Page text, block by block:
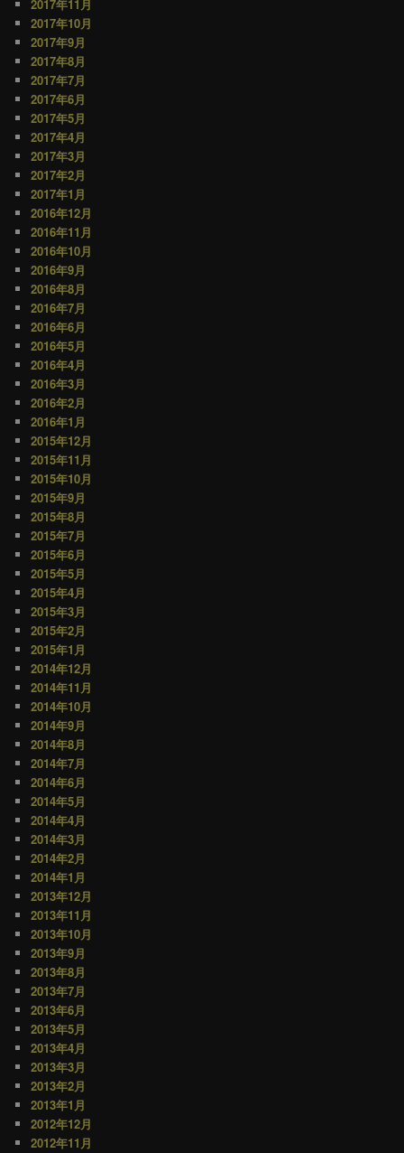
2017年11月
2017年10月
2017年9月
2017年8月
2017年7月
2017年6月
2017年5月
2017年4月
2017年3月
2017年2月
2017年1月
2016年12月
2016年11月
2016年10月
2016年9月
2016年8月
2016年7月
2016年6月
2016年5月
2016年4月
2016年3月
2016年2月
2016年1月
2015年12月
2015年11月
2015年10月
2015年9月
2015年8月
2015年7月
2015年6月
2015年5月
2015年4月
2015年3月
2015年2月
2015年1月
2014年12月
2014年11月
2014年10月
2014年9月
2014年8月
2014年7月
2014年6月
2014年5月
2014年4月
2014年3月
2014年2月
2014年1月
2013年12月
2013年11月
2013年10月
2013年9月
2013年8月
2013年7月
2013年6月
2013年5月
2013年4月
2013年3月
2013年2月
2013年1月
2012年12月
2012年11月